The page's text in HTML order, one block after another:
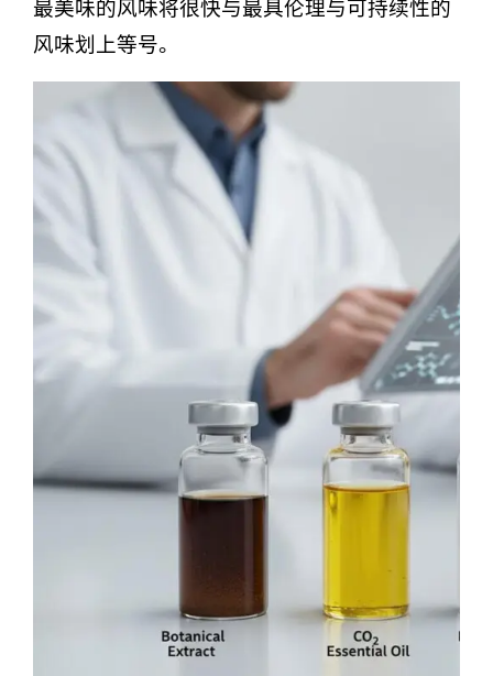
最美味的风味将很快与最具伦理与可持续性的
风味划上等号。